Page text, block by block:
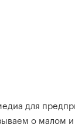
для
о малом